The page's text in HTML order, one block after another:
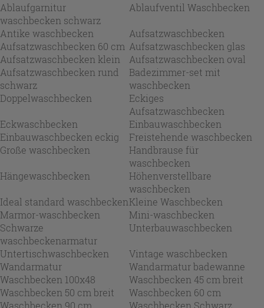
Ablaufgarnitur
waschbecken schwarz
Ablaufventil Waschbecken
Antike waschbecken
Aufsatzwaschbecken
Aufsatzwaschbecken 60 cm Aufsatzwaschbecken glas
Aufsatzwaschbecken klein
Aufsatzwaschbecken oval
Aufsatzwaschbecken rund
schwarz
Badezimmer-set mit
waschbecken
Doppelwaschbecken
Eckiges
Aufsatzwaschbecken
Eckwaschbecken
Einbauwaschbecken
Einbauwaschbecken eckig
Freistehende waschbecken
Große waschbecken
Handbrause für
waschbecken
Hängewaschbecken
Höhenverstellbare
waschbecken
Ideal standard waschbeckenKleine Waschbecken
Marmor-waschbecken
Mini-waschbecken
Schwarze
waschbeckenarmatur
Unterbauwaschbecken
Untertischwaschbecken
Vintage waschbecken
Wandarmatur
Wandarmatur badewanne
Waschbecken 100x48
Waschbecken 45 cm breit
Waschbecken 50 cm breit
Waschbecken 60 cm
Waschbecken 90 cm
Waschbecken Schwarz